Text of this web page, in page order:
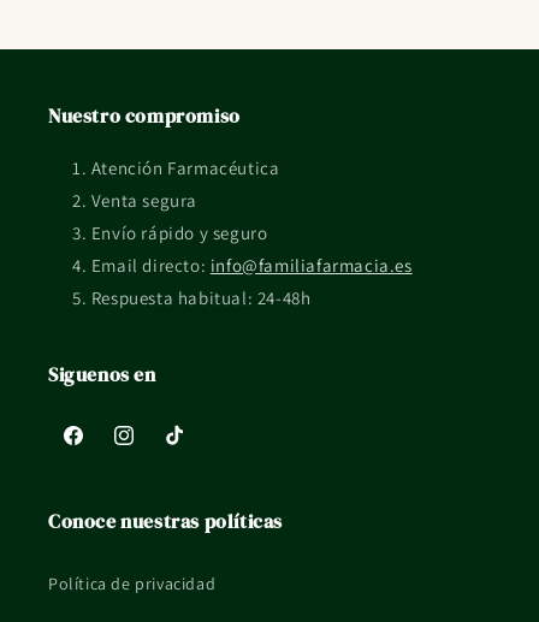
necesita para sentirse fresca y protegida. Su fórmula única,
y promover el equilibrio natural de tu piel.
Ingredientes Cuidadosamente Seleccionados para Tu Piel
Lo que distingue a Chilly Pharma Sensitive es su compromiso
con ingredientes suaves pero efectivos. Este producto
contiene agentes limpiadores que son lo suficientemente
delicados para las pieles más sensibles, al tiempo que
de tu piel.
Beneficios de Usar Chilly Pharma Sensitive pH 5.0 450ml
equilibrio natural de la piel, protegiéndola de irritaciones.
Nuestro compromiso
Atención Farmacéutica
Venta segura
Envío rápido y seguro
Email directo: info@familiafarmacia.es
Respuesta habitual: 24-48h
Siguenos en
FacebookInstagramTikTok
Conoce nuestras políticas
Política de privacidad